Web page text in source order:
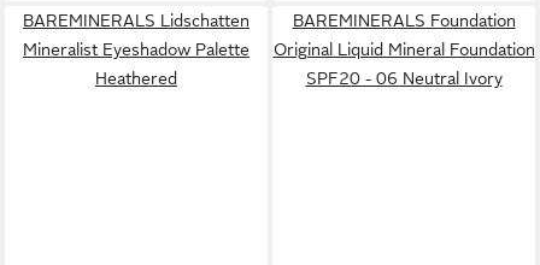
BAREMINERALS Lidschatten
Mineralist Eyeshadow Palette
Heathered
BAREMINERALS Foundation
Original Liquid Mineral Foundation
SPF20 - 06 Neutral Ivory